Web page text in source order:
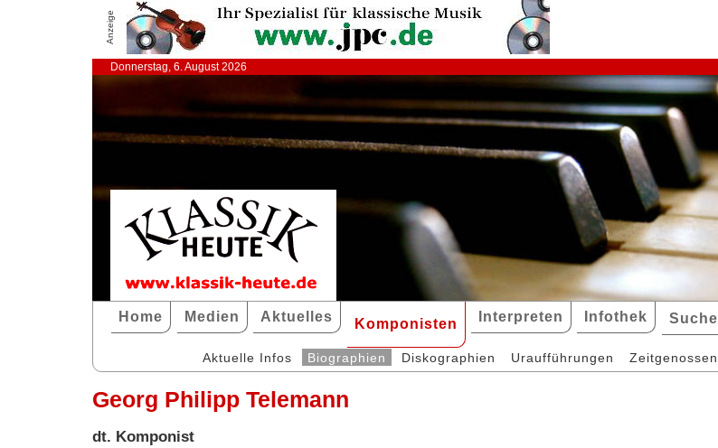
Anzeige
Donnerstag, 6. August 2026
Home Medien Aktuelles Komponisten Interpreten Infothek Suche
Aktuelle Infos Biographien Diskographien Uraufführungen Zeitgenossen
Georg Philipp Telemann
dt. Komponist